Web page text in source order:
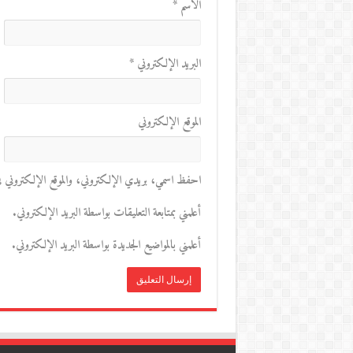
الاسم*
البريد الإلكتروني*
الموقع الإلكتروني
احفظ اسمي، بريدي الإلكتروني، والموقع الإلكتروني
أعلمني بمتابعة التعليقات بواسطة البريد الإلكتروني.
أعلمني بالمواضيع الجديدة بواسطة البريد الإلكتروني.